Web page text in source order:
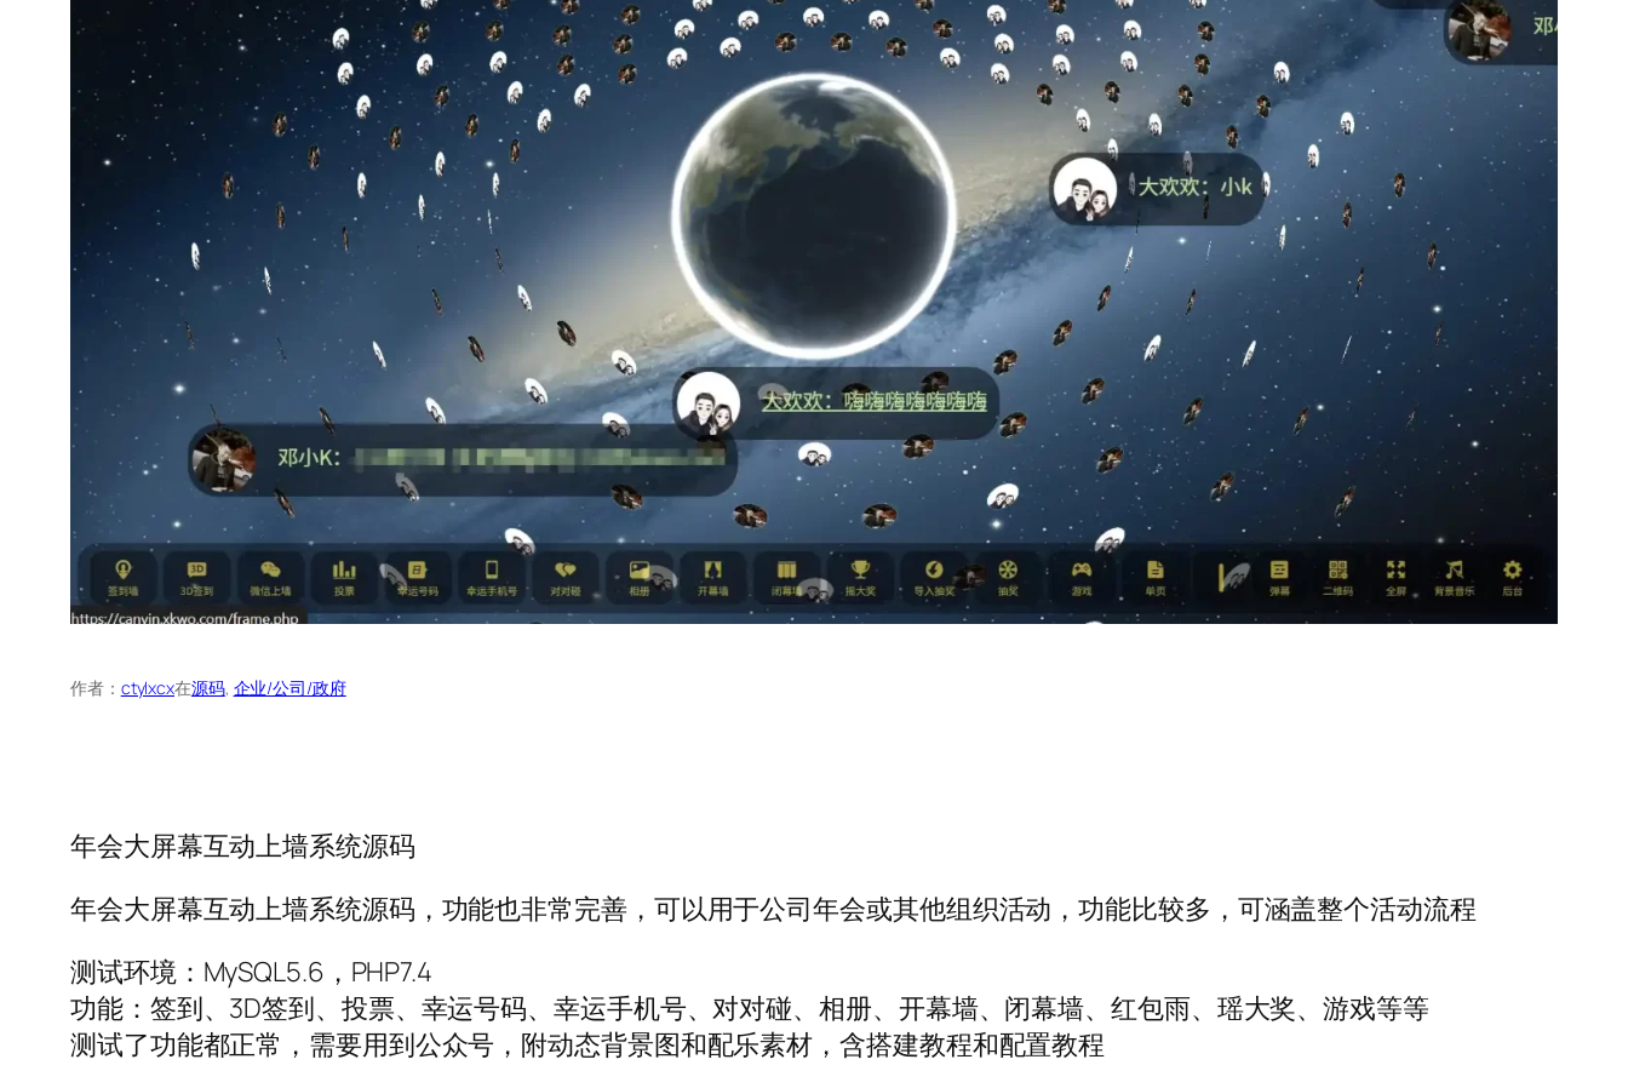
作者： ctylxcx在源码, 企业/公司/政府
年会大屏幕互动上墙系统源码
年会大屏幕互动上墙系统源码，功能也非常完善，可以用于公司年会或其他组织活动，功能比较多，可涵盖整个活动流程
测试环境：MySQL5.6，PHP7.4
功能：签到、3D签到、投票、幸运号码、幸运手机号、对对碰、相册、开幕墙、闭幕墙、红包雨、瑶大奖、游戏等等
测试了功能都正常，需要用到公众号，附动态背景图和配乐素材，含搭建教程和配置教程